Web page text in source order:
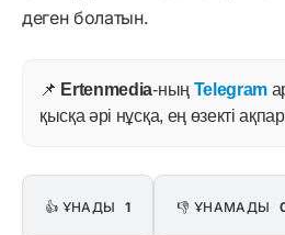
деген болатын.
📌 Ertenmedia-ның Telegram
қысқа әрі нұсқа, ең өзекті
👍 ҰНАДЫ 1 👎 ҰНАМАДЫ